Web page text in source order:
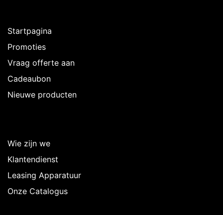
Startpagina
Promoties
Vraag offerte aan
Cadeaubon
Nieuwe producten
Wie zijn we
Klantendienst
Leasing Apparatuur
Onze Catalogus